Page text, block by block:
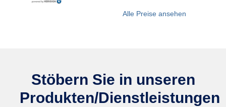
Alle Preise ansehen
Stöbern Sie in unseren
Produkten/Dienstleistungen